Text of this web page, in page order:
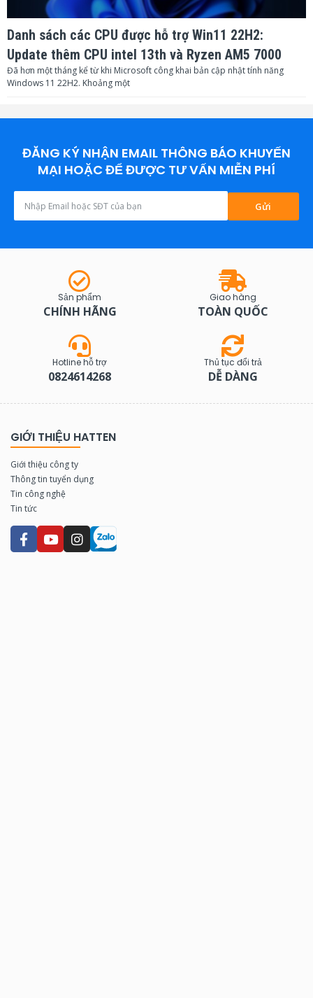
Danh sách các CPU được hỗ trợ Win11 22H2:
Update thêm CPU intel 13th và Ryzen AM5 7000
Đã hơn một tháng kể từ khi Microsoft công khai bản cập nhật tính năng
Windows 11 22H2. Khoảng một
ĐĂNG KÝ NHẬN EMAIL THÔNG BÁO KHUYẾN
MẠI HOẶC ĐỂ ĐƯỢC TƯ VẤN MIỄN PHÍ
Gửi
Sản phẩm
CHÍNH HÃNG
Giao hàng
TOÀN QUỐC
Hotline hỗ trợ
0824614268
Thủ tục đổi trả
DỄ DÀNG
GIỚI THIỆU HATTEN
Giới thiệu công ty
Thông tin tuyển dụng
Tin công nghệ
Tin tức